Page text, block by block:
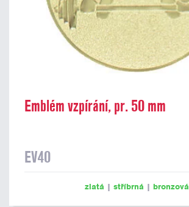
Emblém vzpírání, pr. 50 mm
EV40
zlatá | stříbrná | bronzová